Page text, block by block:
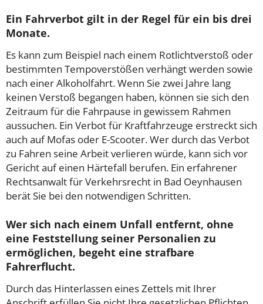
Ein Fahrverbot gilt in der Regel für ein bis drei
Monate.
Es kann zum Beispiel nach einem Rotlichtverstoß oder
bestimmten Tempoverstößen verhängt werden sowie
nach einer Alkoholfahrt. Wenn Sie zwei Jahre lang
keinen Verstoß begangen haben, können sie sich den
Zeitraum für die Fahrpause in gewissem Rahmen
aussuchen. Ein Verbot für Kraftfahrzeuge erstreckt sich
auch auf Mofas oder E-Scooter. Wer durch das Verbot
zu Fahren seine Arbeit verlieren würde, kann sich vor
Gericht auf einen Härtefall berufen. Ein erfahrener
Rechtsanwalt für Verkehrsrecht in Bad Oeynhausen
berät Sie bei den notwendigen Schritten.
Wer sich nach einem Unfall entfernt, ohne
eine Feststellung seiner Personalien zu
ermöglichen, begeht eine strafbare
Fahrerflucht.
Durch das Hinterlassen eines Zettels mit Ihrer